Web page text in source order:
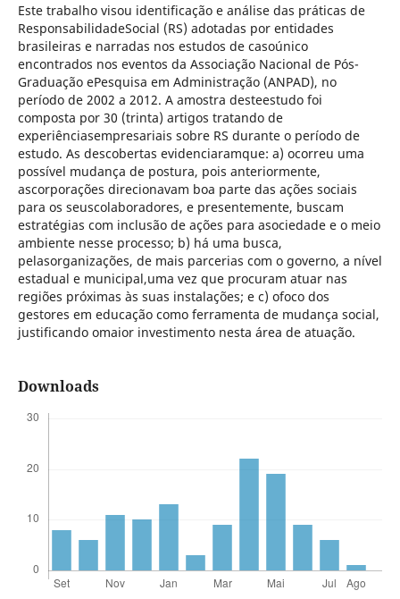
Este trabalho visou identificação e análise das práticas de
ResponsabilidadeSocial (RS) adotadas por entidades
brasileiras e narradas nos estudos de casoúnico
encontrados nos eventos da Associação Nacional de Pós-
Graduação ePesquisa em Administração (ANPAD), no
período de 2002 a 2012. A amostra desteestudo foi
composta por 30 (trinta) artigos tratando de
experiênciasempresariais sobre RS durante o período de
estudo. As descobertas evidenciaramque: a) ocorreu uma
possível mudança de postura, pois anteriormente,
ascorporações direcionavam boa parte das ações sociais
para os seuscolaboradores, e presentemente, buscam
estratégias com inclusão de ações para asociedade e o meio
ambiente nesse processo; b) há uma busca,
pelasorganizações, de mais parcerias com o governo, a nível
estadual e municipal,uma vez que procuram atuar nas
regiões próximas às suas instalações; e c) ofoco dos
gestores em educação como ferramenta de mudança social,
justificando omaior investimento nesta área de atuação.
Downloads